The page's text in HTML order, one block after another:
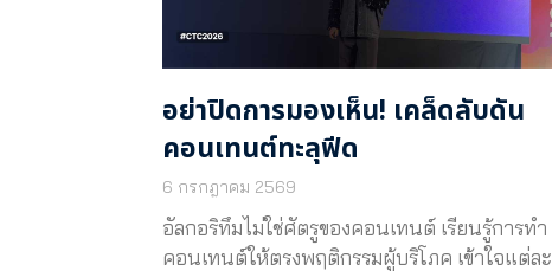
อย่าปิดการมองเห็น! เคล็ดลับดัน
คอนเทนต์ทะลุฟีด
6 กรกฎาคม 2569
อัลกอริทึมไม่ใช่ศัตรูของคอนเทนต์ เรียนรู้การทำ
คอนเทนต์ให้ตรงพฤติกรรมผู้บริโภค เข้าใจแต่ละ